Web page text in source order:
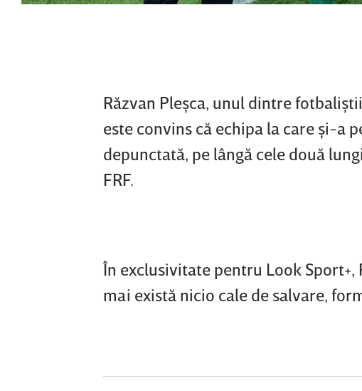
Răzvan Pleşca, unul dintre
este convins că echipa la care şi-a
depunctată, pe lângă cele două
FRF.
În exclusivitate pentru Look Sport+,
mai există nicio cale de salvare,